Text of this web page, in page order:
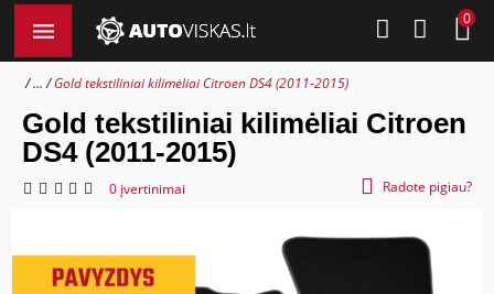
0
... Gold tekstiliniai kilimėliai Citroen DS4 (2011-2015)
Gold tekstiliniai kilimėliai Citroen
DS4 (2011-2015)
0 įvertinimai Radote pigiau?